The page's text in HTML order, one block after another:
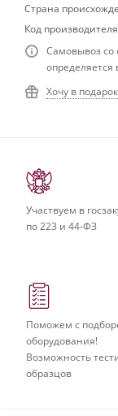
Страна
Код производителя
Самовывоз со
Хочу в подарок
Участвуем в
по 223 и 44-ФЗ
Поможем с
оборудования!
Возможность
образцов